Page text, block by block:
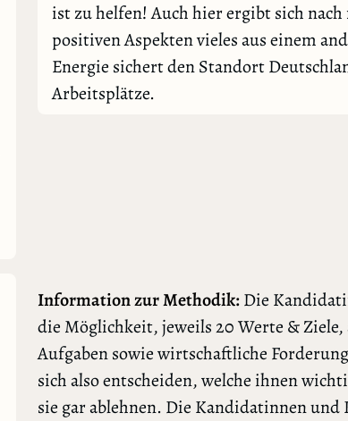
ist zu helfen! Auch hier ergibt sich
positiven Aspekten vieles aus einem
Energie sichert den Standort
Arbeitsplätze.
Information zur Methodik:Die
die Möglichkeit, jeweils 20 Werte &
Aufgaben sowie wirtschaftliche
sich also entscheiden, welche ihnen
sie gar ablehnen. Die Kandidatinnen